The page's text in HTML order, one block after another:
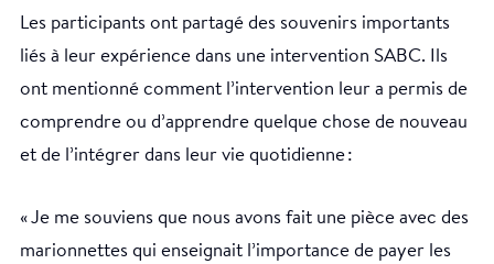
Les participants ont partagé des souvenirs importants
liés à leur expérience dans une intervention SABC. Ils
ont mentionné comment l’intervention leur a permis de
comprendre ou d’apprendre quelque chose de nouveau
et de l’intégrer dans leur vie quotidienne :
« Je me souviens que nous avons fait une pièce avec des
marionnettes qui enseignait l’importance de payer les